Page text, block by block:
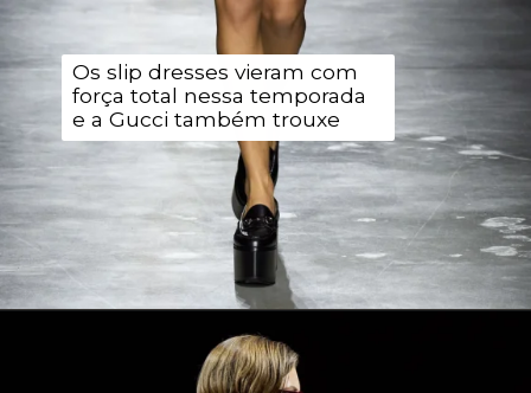
Os slip dresses vieram com
força total nessa temporada
e a Gucci também trouxe